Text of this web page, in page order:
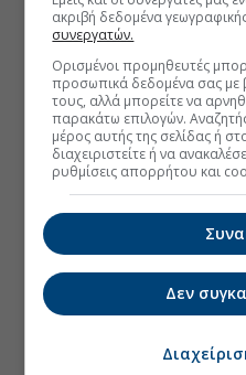
ακριβή δεδομένα
συνεργατών.
Ορισμένοι προμηθευτές
προσωπικά δεδομένα σας με
τους, αλλά μπορείτε να
παρακάτω επιλογών.
μέρος αυτής της σελίδας ή
διαχειριστείτε ή να
ρυθμίσεις απορρήτου και
Δεν